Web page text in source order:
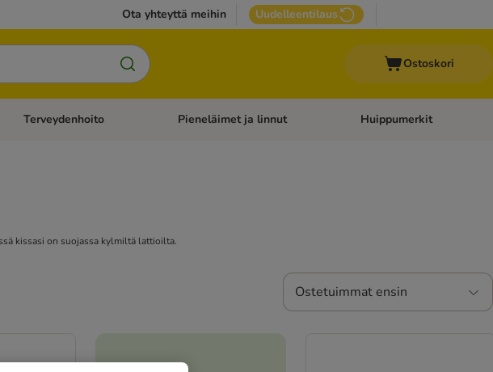
Ota yhteyttä meihin Uudelleentilaus
Ostoskori
Avaa kategoriavalikko: Kissan tarvikkeet
Terveydenhoito Avaa kategoriavalikko: Terveydenhoito
Pieneläimet ja linnut Avaa kategoriavalikko:
Huippumerkit
kissasi on suojassa kylmiltä lattioilta.
Ostetuimmat ensin